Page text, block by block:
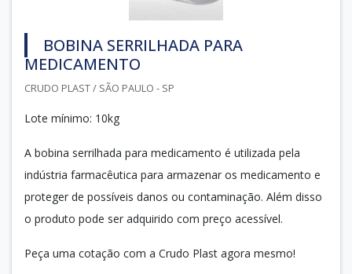
BOBINA SERRILHADA PARA
MEDICAMENTO
CRUDO PLAST / SÃO PAULO - SP
Lote mínimo: 10kg
A bobina serrilhada para medicamento é utilizada pela
indústria farmacêutica para armazenar os medicamento e
proteger de possíveis danos ou contaminação. Além disso
o produto pode ser adquirido com preço acessível.
Peça uma cotação com a Crudo Plast agora mesmo!